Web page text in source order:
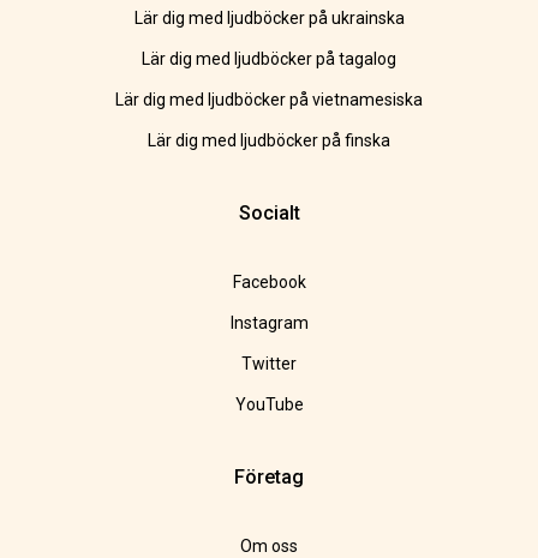
Lär dig med ljudböcker på ukrainska
Lär dig med ljudböcker på tagalog
Lär dig med ljudböcker på vietnamesiska
Lär dig med ljudböcker på finska
Socialt
Facebook
Instagram
Twitter
YouTube
Företag
Om oss